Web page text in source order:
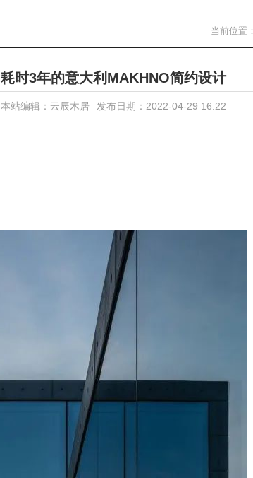
当前位置：
耗时3年的意大利MAKHNO简约设计
本站编辑：云辰木居 发布日期：2022-04-29 16:22